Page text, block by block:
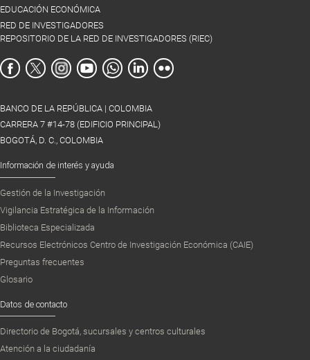
EDUCACIÓN ECONÓMICA
RED DE INVESTIGADORES
REPOSITORIO DE LA RED DE INVESTIGADORES (RIEC)
BANCO DE LA REPÚBLICA | COLOMBIA
CARRERA 7 #14-78 (EDIFICIO PRINCIPAL)
BOGOTÁ, D. C., COLOMBIA
Información de interés y ayuda
Gestión de la Investigación
Vigilancia Estratégica de la Información
Biblioteca Especializada
Recursos Electrónicos Centro de Investigación Económica (CAIE)
Preguntas frecuentes
Glosario
Datos de contacto
Directorio de Bogotá, sucursales y centros culturales
Atención a la ciudadanía